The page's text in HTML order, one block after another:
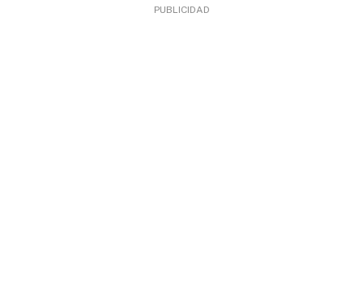
PUBLICIDAD